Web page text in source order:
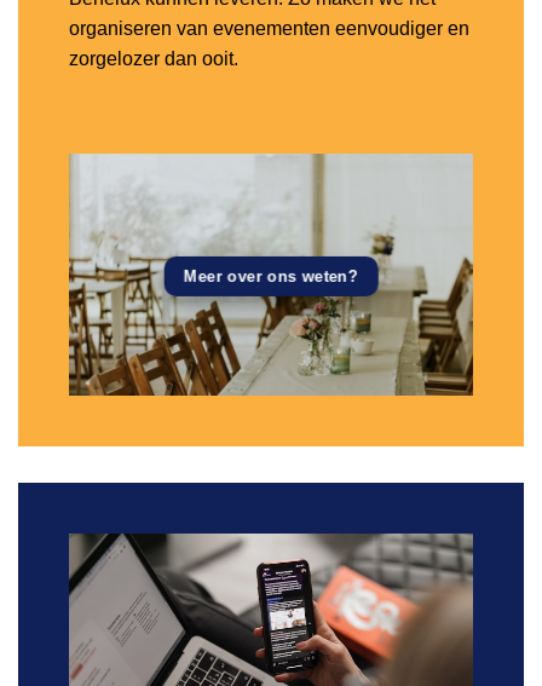
organiseren van evenementen eenvoudiger en
zorgelozer dan ooit.
Meer over ons weten?